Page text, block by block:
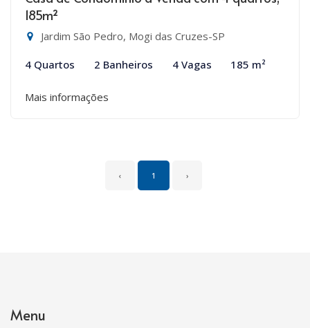
185m²
Jardim São Pedro, Mogi das Cruzes-SP
4 Quartos 2 Banheiros 4 Vagas 185 m²
Mais informações
‹ 1 ›
Menu